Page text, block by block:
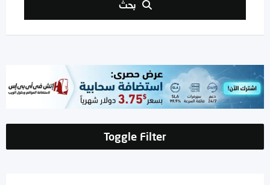
بحث
Toggle Filter